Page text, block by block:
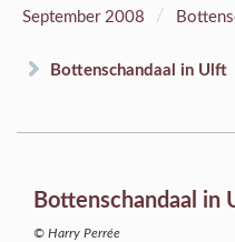
September 2008 /
Bottenschandaal in Ulft
Bottenschandaal in
© Harry Perrée